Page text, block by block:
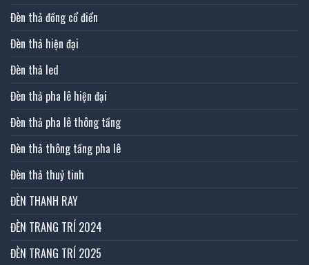
Đèn thả đồng cổ điển
Đèn thả hiện đại
Đèn thả led
Đèn thả pha lê hiện đại
Đèn thả pha lê thông tầng
Đèn thả thông tầng pha lê
Đèn thả thuỷ tinh
ĐÈN THANH RAY
ĐÈN TRANG TRÍ 2024
ĐÈN TRANG TRÍ 2025